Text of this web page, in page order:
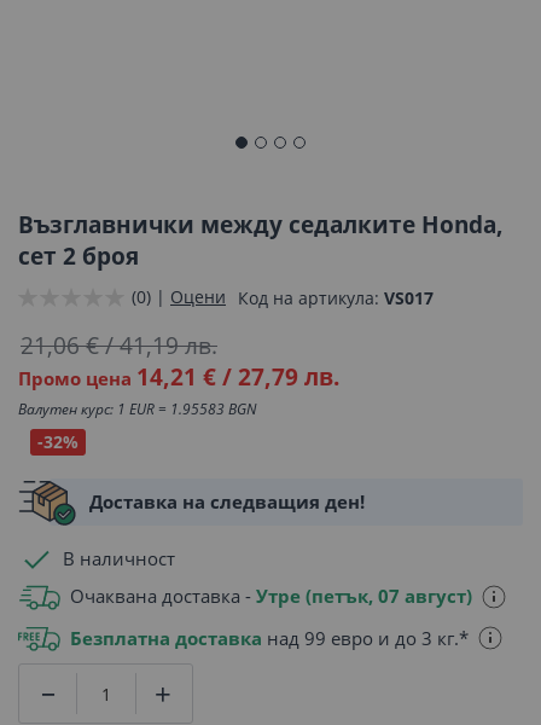
началото
галерия
Възглавнички между седалките Honda,
сет 2 броя
(0) | Оцени Код на артикула VS017
Промо цена 14,21 €/27,79 лв.
21,06 €/41,19 лв.
Валутен курс: 1 EUR = 1.95583 BGN
-32%
Доставка на следващия ден!
В наличност
Очаквана доставка - Утре (петък, 07 август)
Безплатна доставка над 99 евро и до 3 кг.*